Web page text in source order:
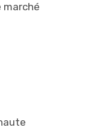
marché